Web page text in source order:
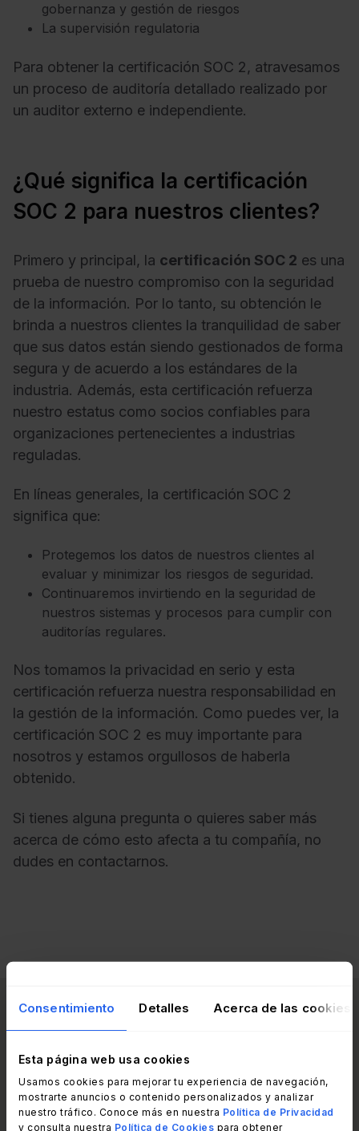
Consentimiento Detalles Acerca de las cookies
Esta página web usa cookies
Usamos cookies para mejorar tu experiencia de navegación,
mostrarte anuncios o contenido personalizados y analizar
nuestro tráfico. Conoce más en nuestra Política de Privacidad
y consulta nuestra Política de Cookies para obtener
gobernanza y gestión de riesgos
La supervisión regulatoria
Para obtener la certificación SOC 2, atravesamos
un proceso de auditoría detallado realizado por
un auditor externo e independiente.
¿Qué significa la certificación
SOC 2 para nuestros clientes?
Primero y principal, la certificación SOC 2 es una
prueba de nuestro compromiso con la seguridad
de la información. Por lo tanto, su obtención le
brinda a nuestros clientes la tranquilidad de saber
que sus datos están siendo gestionados de forma
segura y de acuerdo a los estándares de la
industria. Además, esta certificación refuerza
nuestro estatus como socios confiables para
organizaciones pertenecientes a industrias
reguladas.
En líneas generales, la certificación SOC 2
significa que:
Protegemos los datos de nuestros clientes al
evaluar y minimizar los riesgos de seguridad.
Continuaremos invirtiendo en la seguridad de
nuestros sistemas y procesos para cumplir con
auditorías regulares.
Nos tomamos la privacidad en serio y esta
certificación refuerza nuestra responsabilidad en
la gestión de la información. Como puedes ver, la
certificación SOC 2 es muy importante para
nosotros y estamos orgullosos de haberla
obtenido.
Si tienes alguna pregunta o quieres saber más
acerca de cómo esto afecta a tu compañía, no
dudes en contactarnos.
Lea otros artículos
como este: